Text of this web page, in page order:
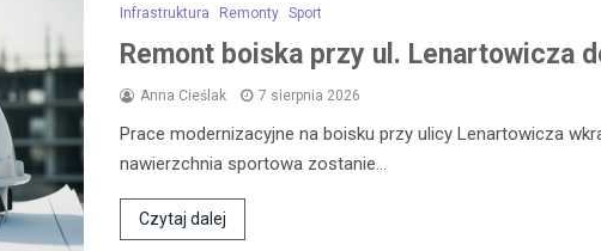
Infrastruktura Remonty Sport
Remont boiska przy ul. Lenartowicza
Anna Cieślak 7 sierpnia 2026
Prace modernizacyjne na boisku przy ulicy Lenartowicza
nawierzchnia sportowa zostanie…
Czytaj dalej